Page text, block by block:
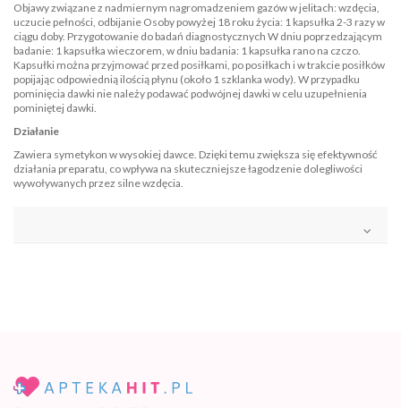
Objawy związane z nadmiernym nagromadzeniem gazów w jelitach: wzdęcia,
uczucie pełności, odbijanie Osoby powyżej 18 roku życia: 1 kapsułka 2-3 razy w
ciągu doby. Przygotowanie do badań diagnostycznych W dniu poprzedzającym
badanie: 1 kapsułka wieczorem, w dniu badania: 1 kapsułka rano na czczo.
Kapsułki można przyjmować przed posiłkami, po posiłkach i w trakcie posiłków
popijając odpowiednią ilością płynu (około 1 szklanka wody). W przypadku
pominięcia dawki nie należy podawać podwójnej dawki w celu uzupełnienia
pominiętej dawki.
Działanie
Zawiera symetykon w wysokiej dawce. Dzięki temu zwiększa się efektywność
działania preparatu, co wpływa na skuteczniejsze łagodzenie dolegliwości
wywoływanych przez silne wzdęcia.